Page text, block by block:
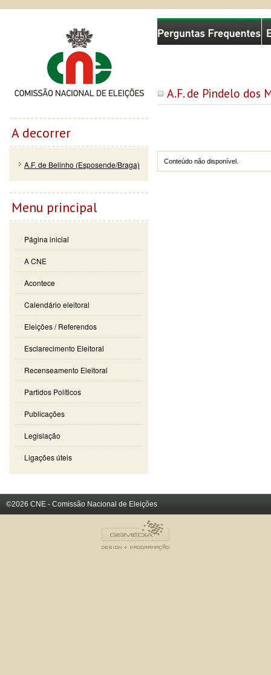
A.F. de Pindelo dos
Conteúdo não disponível.
Comissão Nacional de Eleições
A decorrer
A.F. de Belinho (Esposende/Braga)
Menu principal
Página inicial
A CNE
Acontece
Calendário eleitoral
Eleições / Referendos
Esclarecimento Eleitoral
Recenseamento Eleitoral
Partidos Políticos
Publicações
Legislação
Ligações úteis
©2026 CNE - Comissão Nacional de Eleições